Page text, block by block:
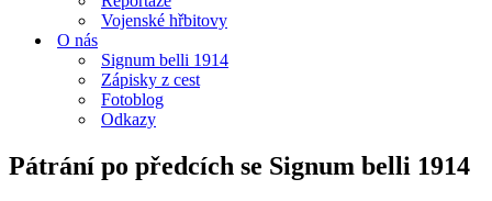
Vojenské hřbitovy
O nás
Signum belli 1914
Zápisky z cest
Fotoblog
Odkazy
Pátrání po předcích se Signum belli 1914